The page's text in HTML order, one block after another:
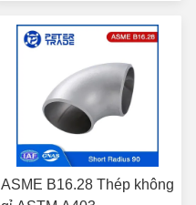
ASME B16.28 Thép không